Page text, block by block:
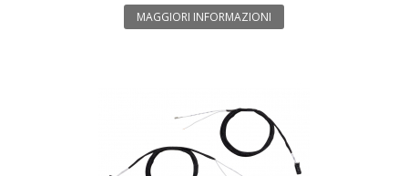
MAGGIORI INFORMAZIONI